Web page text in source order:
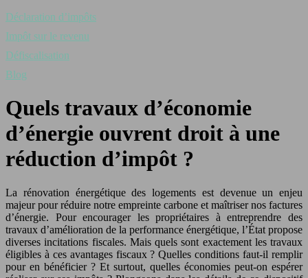
Déclaration d’impôts
Impôt sur le revenu
Défiscalisation
Blog
Quels travaux d’économie
d’énergie ouvrent droit à une
réduction d’impôt ?
La rénovation énergétique des logements est devenue un enjeu
majeur pour réduire notre empreinte carbone et maîtriser nos factures
d’énergie. Pour encourager les propriétaires à entreprendre des
travaux d’amélioration de la performance énergétique, l’État propose
diverses incitations fiscales. Mais quels sont exactement les travaux
éligibles à ces avantages fiscaux ? Quelles conditions faut-il remplir
pour en bénéficier ? Et surtout, quelles économies peut-on espérer